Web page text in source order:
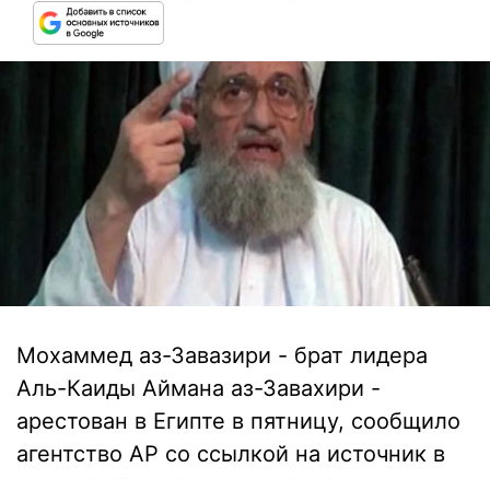
Мохаммед аз-Завазири - брат лидера
Аль-Каиды Аймана аз-Завахири -
арестован в Египте в пятницу, сообщило
агентство АР со ссылкой на источник в